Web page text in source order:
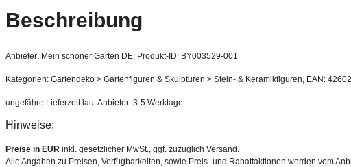
Beschreibung
Anbieter: Mein schöner Garten DE; Produkt-ID: BY003529-001
Kategorien: Gartendeko > Gartenfiguren & Skulpturen > Stein- & Keramikfiguren, EAN:
ungefähre Lieferzeit laut Anbieter: 3-5 Werktage
Hinweise:
Preise in EUR inkl. gesetzlicher MwSt., ggf. zuzüglich Versand.
Alle Angaben zu Preisen, Verfügbarkeiten, sowie Preis- und Rabattaktionen werden vom